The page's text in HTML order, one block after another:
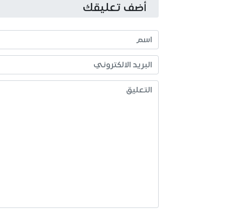
أضف تعليقك